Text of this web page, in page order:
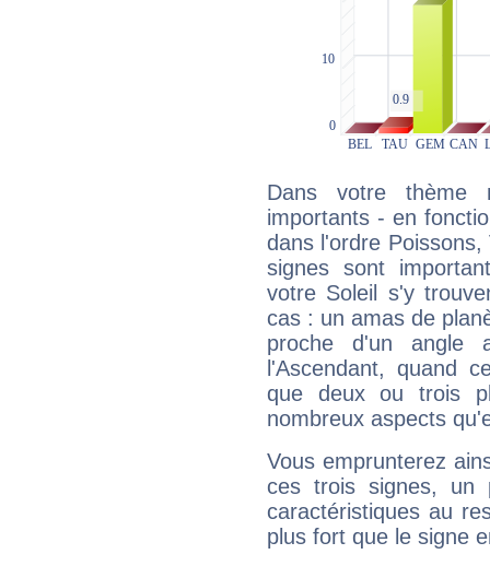
Dans votre thème
importants - en
dans l'ordre
signes sont
votre Soleil s'y
cas : un amas de
proche d'un
l'Ascendant, quand
que deux ou trois
nombreux aspects
Vous emprunterez
ces trois signes, un
caractéristiques au
plus fort que le signe